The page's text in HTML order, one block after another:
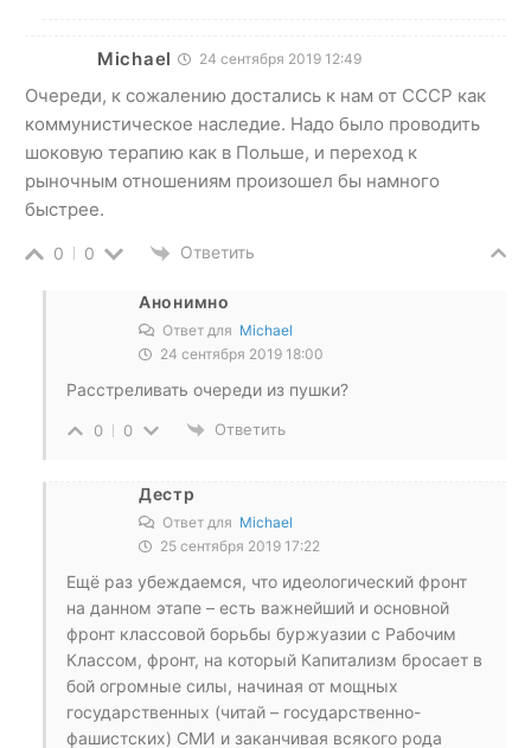
Michael 24 сентября 2019 12:49
Очереди, к сожалению достались к нам от СССР как
коммунистическое наследие. Надо было проводить
шоковую терапию как в Польше, и переход к
рыночным отношениям произошел бы намного
быстрее.
0 0 Ответить
Анонимно
Ответ для Michael
24 сентября 2019 18:00
Расстреливать очереди из пушки?
0 0 Ответить
Дестр
Ответ для Michael
25 сентября 2019 17:22
Ещё раз убеждаемся, что идеологический фронт
на данном этапе – есть важнейший и основной
фронт классовой борьбы буржуазии с Рабочим
Классом, фронт, на который Капитализм бросает в
бой огромные силы, начиная от мощных
государственных (читай – государственно-
фашистских) СМИ и заканчивая всякого рода